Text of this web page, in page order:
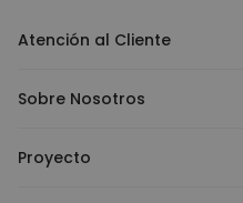
Atención al Cliente
Sobre Nosotros
Proyecto